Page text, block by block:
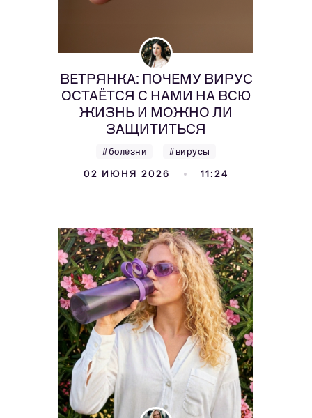
ВЕТРЯНКА: ПОЧЕМУ ВИРУС
ОСТАЁТСЯ С НАМИ НА ВСЮ
ЖИЗНЬ И МОЖНО ЛИ
ЗАЩИТИТЬСЯ
#болезни #вирусы
02 ИЮНЯ 2026 11:24